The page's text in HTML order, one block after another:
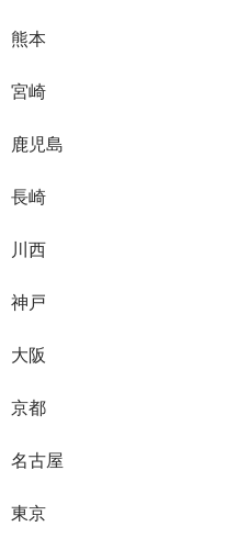
熊本
宮崎
鹿児島
長崎
川西
神戸
大阪
京都
名古屋
東京